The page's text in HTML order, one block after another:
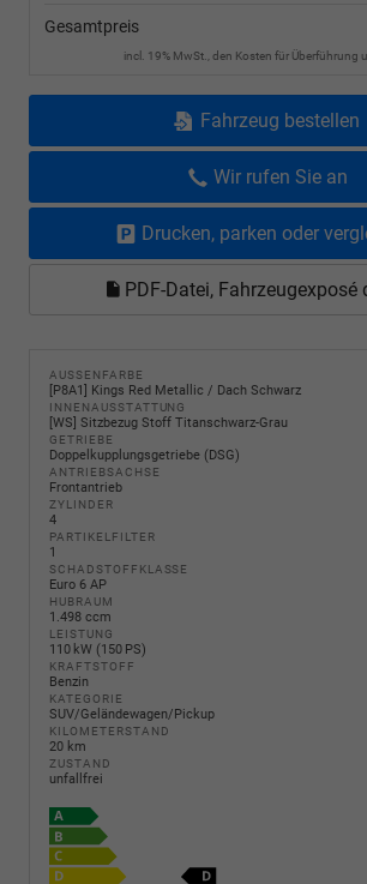
Gesamtpreis
incl. 19% MwSt., den Kosten für Überführung
Fahrzeug bestellen
Wir rufen Sie an
Drucken, parken oder
PDF-Datei, Fahrzeugexposé
AUSSENFARBE
[P8A1] Kings Red Metallic / Dach Schwarz
INNENAUSSTATTUNG
[WS] Sitzbezug Stoff Titanschwarz-Grau
GETRIEBE
Doppelkupplungsgetriebe (DSG)
ANTRIEBSACHSE
Frontantrieb
ZYLINDER
4
PARTIKELFILTER
1
SCHADSTOFFKLASSE
Euro 6 AP
HUBRAUM
1.498 ccm
LEISTUNG
110 kW (150 PS)
KRAFTSTOFF
Benzin
KATEGORIE
SUV/Geländewagen/Pickup
KILOMETERSTAND
20 km
ZUSTAND
unfallfrei